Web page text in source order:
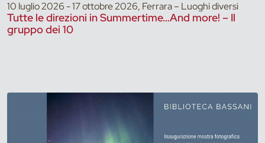
10 luglio 2026 - 17 ottobre 2026, Ferrara – Luoghi diversi
Tutte le direzioni in Summertime…And more! – Il
gruppo dei 10